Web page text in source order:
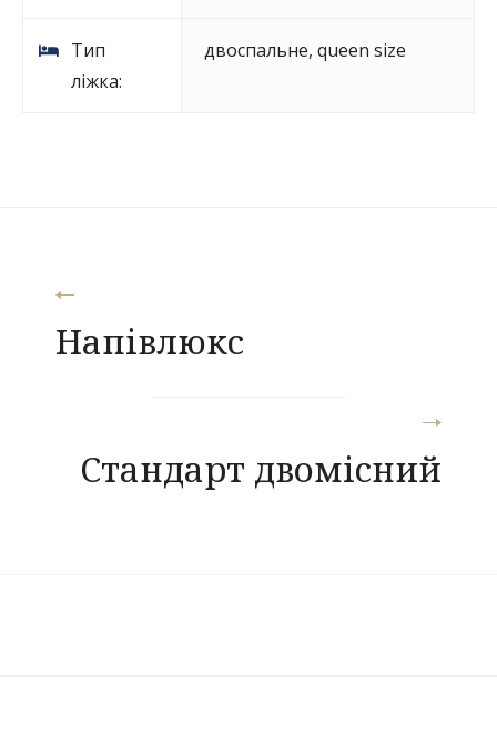
Тип
ліжка:
двоспальне, queen size
Навігація
записів
Напівлюкс
Стандарт двомісний